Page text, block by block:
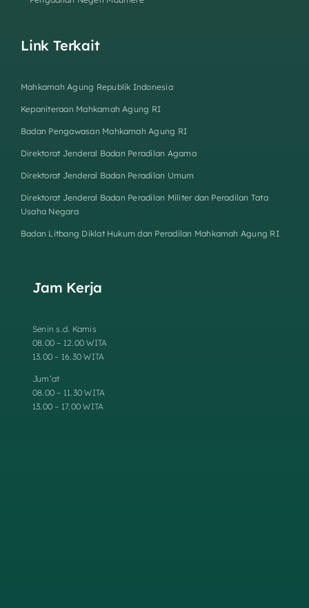
Link Terkait
Mahkamah Agung Republik Indonesia
Kepaniteraan Mahkamah Agung RI
Badan Pengawasan Mahkamah Agung RI
Direktorat Jenderal Badan Peradilan Agama
Direktorat Jenderal Badan Peradilan Umum
Direktorat Jenderal Badan Peradilan Militer dan Peradilan Tata
Usaha Negara
Badan Litbang Diklat Hukum dan Peradilan Mahkamah Agung RI
Jam Kerja
Senin s.d. Kamis
08.00 – 12.00 WITA
13.00 – 16.30 WITA
Jum’at
08.00 – 11.30 WITA
13.00 – 17.00 WITA